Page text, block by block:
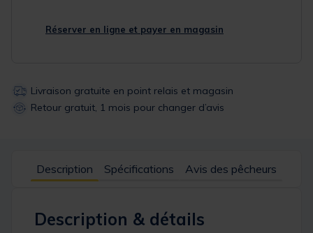
Réserver en ligne et payer en magasin
Livraison gratuite en point relais et magasin
Retour gratuit, 1 mois pour changer d’avis
Description Spécifications Avis des pêcheurs
Description & détails